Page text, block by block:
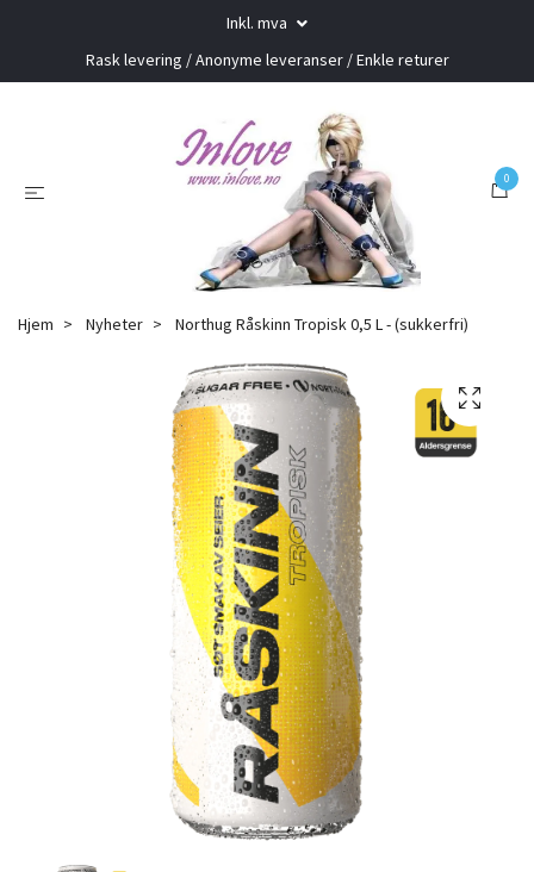
Inkl. mva
Rask levering / Anonyme leveranser / Enkle returer
0
Hjem Nyheter Northug Råskinn Tropisk 0,5 L - (sukkerfri)